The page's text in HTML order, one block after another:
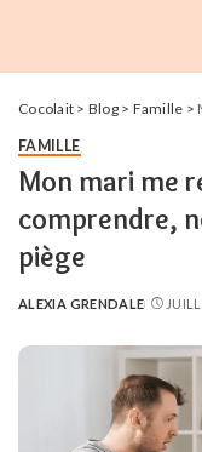
Cocolait > Blog> Famille >
FAMILLE
Mon mari me
comprendre,
piège
POSTED
ALEXIA GRENDALE